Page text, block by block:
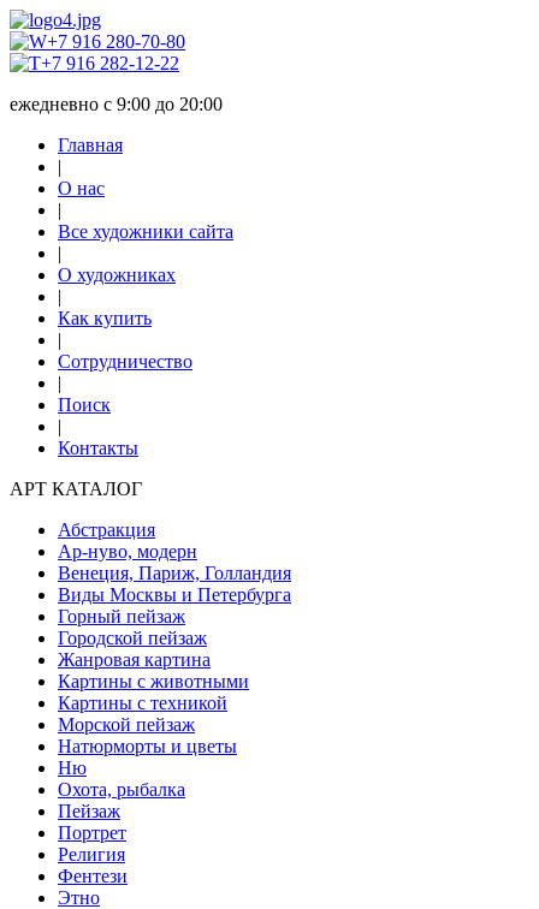
+7 916 280-70-80
+7 916 282-12-22
ежедневно с 9:00 до 20:00
Главная
|
О нас
|
Все художники сайта
|
О художниках
|
Как купить
|
Сотрудничество
|
Поиск
|
Контакты
АРТ КАТАЛОГ
Абстракция
Ар-нуво, модерн
Венеция, Париж, Голландия
Виды Москвы и Петербурга
Горный пейзаж
Городской пейзаж
Жанровая картина
Картины с животными
Картины с техникой
Морской пейзаж
Натюрморты и цветы
Ню
Охота, рыбалка
Пейзаж
Портрет
Религия
Фентези
Этно